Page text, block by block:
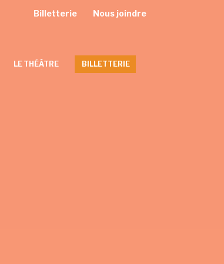
Billetterie Nous joindre
LE THÉÂTRE BILLETTERIE